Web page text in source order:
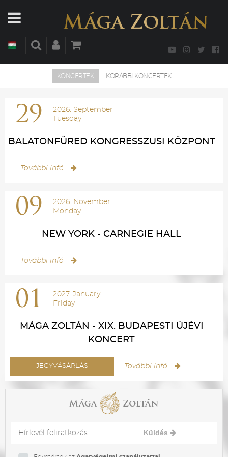
KONCERTEK KORÁBBI KONCERTEK
29
2026. September
Tuesday
BALATONFÜRED KONGRESSZUSI KÖZPONT
További infó
09
2026. November
Monday
NEW YORK - CARNEGIE HALL
További infó
01
2027. January
Friday
MÁGA ZOLTÁN - XIX. BUDAPESTI ÚJÉVI
KONCERT
JEGYVÁSÁRLÁS További infó
Küldés